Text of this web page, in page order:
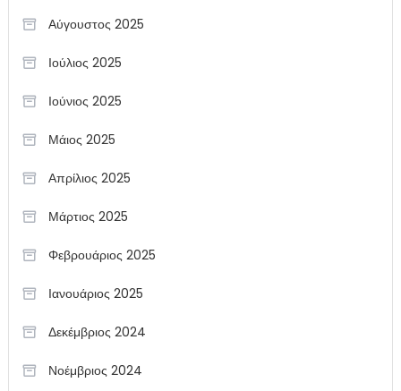
Αύγουστος 2025
Ιούλιος 2025
Ιούνιος 2025
Μάιος 2025
Απρίλιος 2025
Μάρτιος 2025
Φεβρουάριος 2025
Ιανουάριος 2025
Δεκέμβριος 2024
Νοέμβριος 2024